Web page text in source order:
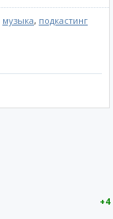
музыка, подкастинг
+4